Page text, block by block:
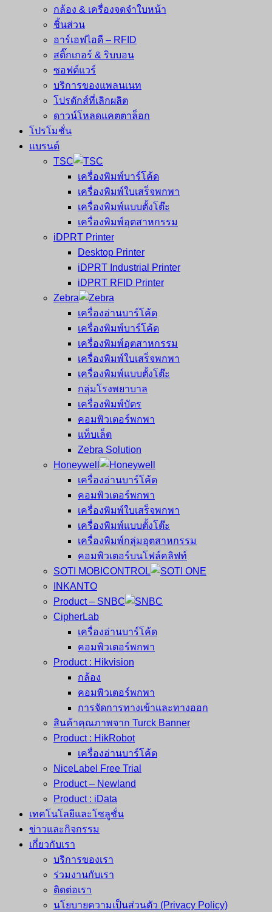
กล้อง & เครื่องจดจำใบหน้า
ชิ้นส่วน
อาร์เอฟไอดี – RFID
สติ๊กเกอร์ & ริบบอน
ซอฟต์แวร์
บริการของแพลนเนท
โปรดักส์ที่เลิกผลิต
ดาวน์โหลดแคตตาล็อก
โปรโมชั่น
แบรนด์
TSC
เครื่องพิมพ์บาร์โค้ด
เครื่องพิมพ์ใบเสร็จพกพา
เครื่องพิมพ์แบบตั้งโต๊ะ
เครื่องพิมพ์อุตสาหกรรม
iDPRT Printer
Desktop Printer
iDPRT Industrial Printer
iDPRT RFID Printer
Zebra
เครื่องอ่านบาร์โค้ด
เครื่องพิมพ์บาร์โค้ด
เครื่องพิมพ์อุตสาหกรรม
เครื่องพิมพ์ใบเสร็จพกพา
เครื่องพิมพ์แบบตั้งโต๊ะ
กลุ่มโรงพยาบาล
เครื่องพิมพ์บัตร
คอมพิวเตอร์พกพา
แท็บเล็ต
Zebra Solution
Honeywell
เครื่องอ่านบาร์โค้ด
คอมพิวเตอร์พกพา
เครื่องพิมพ์ใบเสร็จพกพา
เครื่องพิมพ์แบบตั้งโต๊ะ
เครื่องพิมพ์กลุ่มอุตสาหกรรม
คอมพิวเตอร์บนโฟล์คลิฟท์
SOTI MOBICONTROL
INKANTO
Product – SNBC
CipherLab
เครื่องอ่านบาร์โค้ด
คอมพิวเตอร์พกพา
Product : Hikvision
กล้อง
คอมพิวเตอร์พกพา
การจัดการทางเข้าและทางออก
สินค้าคุณภาพจาก Turck Banner
Product : HikRobot
เครื่องอ่านบาร์โค้ด
NiceLabel Free Trial
Product – Newland
Product : iData
เทคโนโลยีและโซลูชั่น
ข่าวและกิจกรรม
เกี่ยวกับเรา
บริการของเรา
ร่วมงานกับเรา
ติดต่อเรา
นโยบายความเป็นส่วนตัว (Privacy Policy)